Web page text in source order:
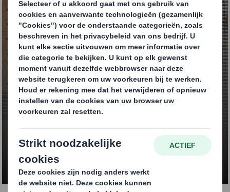
Amerikaanse
vouwdoos
NEEM CONTACT OP VOOR MEER
INFO